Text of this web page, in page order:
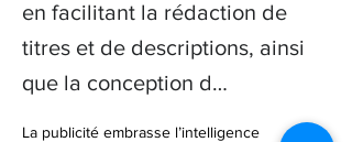
en facilitant la rédaction de
titres et de descriptions, ainsi
que la conception d…
La publicité embrasse l’intelligence